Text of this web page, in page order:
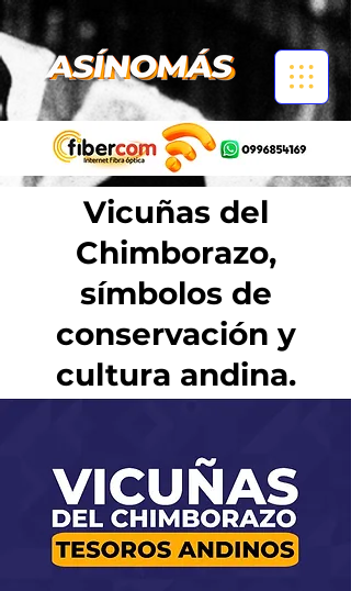
Vicuñas del
Chimborazo,
símbolos de
conservación y
cultura andina.